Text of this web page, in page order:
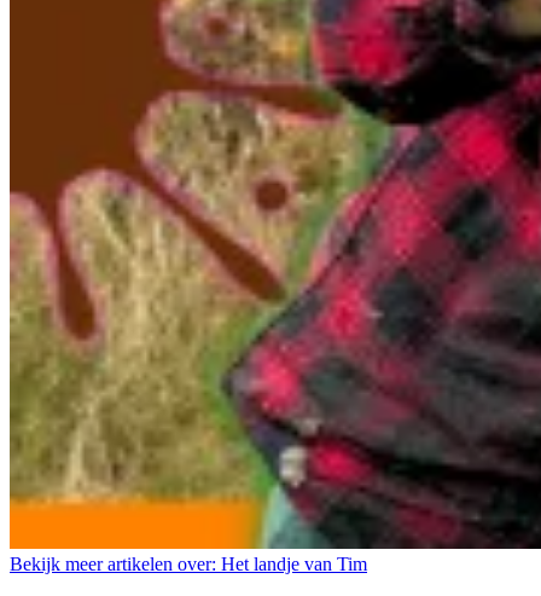
Bekijk meer artikelen over: Het landje van Tim